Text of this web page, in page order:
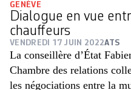
GENÈVE
Dialogue en vue
chauffeurs
VENDREDI 17 JUIN 2022ATS
La conseillère d’État
Chambre des relations
les négociations entre la